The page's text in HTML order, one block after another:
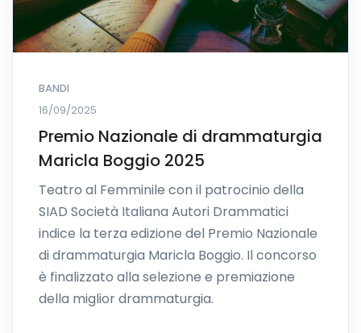
BANDI
16/09/2025
Premio Nazionale di drammaturgia
Maricla Boggio 2025
Teatro al Femminile con il patrocinio della
SIAD Società Italiana Autori Drammatici
indice la terza edizione del Premio Nazionale
di drammaturgia Maricla Boggio. Il concorso
è finalizzato alla selezione e premiazione
della miglior drammaturgia.